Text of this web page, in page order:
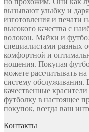
вызывают улыбку и
изготовления и печати
высокого качества с
волокон. Майки и
специалистами разных
комфортной и
ношения. Покупая
можете рассчитывать
систему обслуживания.
качественные
футболку в настоящее
покупок, всегда ваш
Контакты